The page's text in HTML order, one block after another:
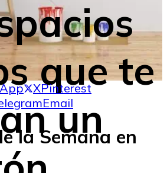
que te
un
XPinterest
Email
la Semana en